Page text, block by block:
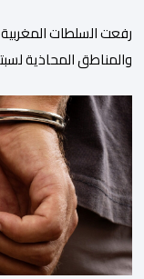
رفعت السلطات
والمناطق المحاذية
خلال الساعات الأخيرة
المؤدية إلى الفنيدق،